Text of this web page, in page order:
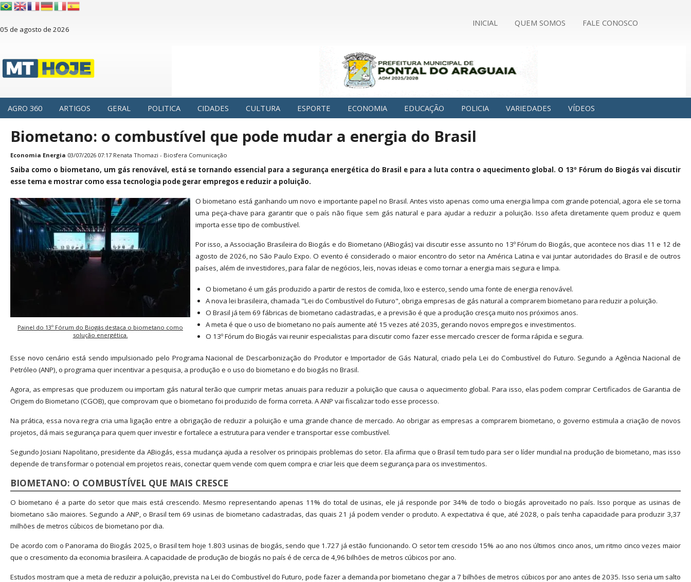
05 de agosto de 2026
INICIAL QUEM SOMOS FALE CONOSCO
AGRO 360 ARTIGOS GERAL POLITICA CIDADES CULTURA ESPORTE ECONOMIA EDUCAÇÃO POLICIA VARIEDADES VÍDEOS
Biometano: o combustível que pode mudar a energia do Brasil
Economia Energia 03/07/2026 07:17 Renata Thomazi - Biosfera Comunicação
Saiba como o biometano, um gás renovável, está se tornando essencial para a segurança energética do Brasil e para a luta contra o aquecimento global. O 13º Fórum do Biogás vai discutir
esse tema e mostrar como essa tecnologia pode gerar empregos e reduzir a poluição.
Painel do 13º Fórum do Biogás destaca o biometano como
solução energética.
O biometano está ganhando um novo e importante papel no Brasil. Antes visto apenas como uma energia limpa com grande potencial, agora ele se torna
uma peça-chave para garantir que o país não fique sem gás natural e para ajudar a reduzir a poluição. Isso afeta diretamente quem produz e quem
importa esse tipo de combustível.
Por isso, a Associação Brasileira do Biogás e do Biometano (ABiogás) vai discutir esse assunto no 13º Fórum do Biogás, que acontece nos dias 11 e 12 de
agosto de 2026, no São Paulo Expo. O evento é considerado o maior encontro do setor na América Latina e vai juntar autoridades do Brasil e de outros
países, além de investidores, para falar de negócios, leis, novas ideias e como tornar a energia mais segura e limpa.
O biometano é um gás produzido a partir de restos de comida, lixo e esterco, sendo uma fonte de energia renovável.
A nova lei brasileira, chamada "Lei do Combustível do Futuro", obriga empresas de gás natural a comprarem biometano para reduzir a poluição.
O Brasil já tem 69 fábricas de biometano cadastradas, e a previsão é que a produção cresça muito nos próximos anos.
A meta é que o uso de biometano no país aumente até 15 vezes até 2035, gerando novos empregos e investimentos.
O 13º Fórum do Biogás vai reunir especialistas para discutir como fazer esse mercado crescer de forma rápida e segura.
Esse novo cenário está sendo impulsionado pelo Programa Nacional de Descarbonização do Produtor e Importador de Gás Natural, criado pela Lei do Combustível do Futuro. Segundo a Agência Nacional de
Petróleo (ANP), o programa quer incentivar a pesquisa, a produção e o uso do biometano e do biogás no Brasil.
Agora, as empresas que produzem ou importam gás natural terão que cumprir metas anuais para reduzir a poluição que causa o aquecimento global. Para isso, elas podem comprar Certificados de Garantia de
Origem do Biometano (CGOB), que comprovam que o biometano foi produzido de forma correta. A ANP vai fiscalizar todo esse processo.
Na prática, essa nova regra cria uma ligação entre a obrigação de reduzir a poluição e uma grande chance de mercado. Ao obrigar as empresas a comprarem biometano, o governo estimula a criação de novos
projetos, dá mais segurança para quem quer investir e fortalece a estrutura para vender e transportar esse combustível.
Segundo Josiani Napolitano, presidente da ABiogás, essa mudança ajuda a resolver os principais problemas do setor. Ela afirma que o Brasil tem tudo para ser o líder mundial na produção de biometano, mas isso
depende de transformar o potencial em projetos reais, conectar quem vende com quem compra e criar leis que deem segurança para os investimentos.
BIOMETANO: O COMBUSTÍVEL QUE MAIS CRESCE
O biometano é a parte do setor que mais está crescendo. Mesmo representando apenas 11% do total de usinas, ele já responde por 34% de todo o biogás aproveitado no país. Isso porque as usinas de
biometano são maiores. Segundo a ANP, o Brasil tem 69 usinas de biometano cadastradas, das quais 21 já podem vender o produto. A expectativa é que, até 2028, o país tenha capacidade para produzir 3,37
milhões de metros cúbicos de biometano por dia.
De acordo com o Panorama do Biogás 2025, o Brasil tem hoje 1.803 usinas de biogás, sendo que 1.727 já estão funcionando. O setor tem crescido 15% ao ano nos últimos cinco anos, um ritmo cinco vezes maior
que o crescimento da economia brasileira. A capacidade de produção de biogás no país é de cerca de 4,96 bilhões de metros cúbicos por ano.
Estudos mostram que a meta de reduzir a poluição, prevista na Lei do Combustível do Futuro, pode fazer a demanda por biometano chegar a 7 bilhões de metros cúbicos por ano antes de 2035. Isso seria um salto